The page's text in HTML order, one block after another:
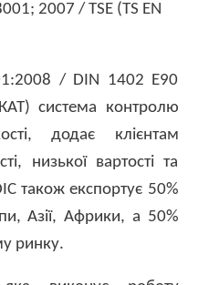
2007 / TSE (TS EN
/ DIN 1402 E90
система контролю
додає клієнтам
низької вартості та
також експортує 50%
Азії, Африки, а 50%
ринку.